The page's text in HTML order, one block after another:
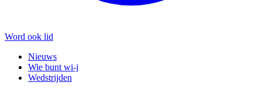
Word ook lid
Nieuws
Wie bunt wi-j
Wedstrijden